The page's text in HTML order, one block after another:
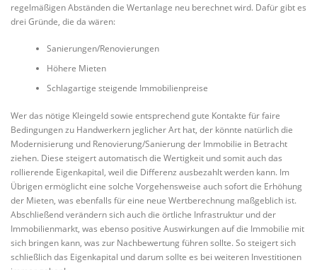
regelmäßigen Abständen die Wertanlage neu berechnet wird. Dafür gibt es
drei Gründe, die da wären:
Sanierungen/Renovierungen
Höhere Mieten
Schlagartige steigende Immobilienpreise
Wer das nötige Kleingeld sowie entsprechend gute Kontakte für faire
Bedingungen zu Handwerkern jeglicher Art hat, der könnte natürlich die
Modernisierung und Renovierung/Sanierung der Immobilie in Betracht
ziehen. Diese steigert automatisch die Wertigkeit und somit auch das
rollierende Eigenkapital, weil die Differenz ausbezahlt werden kann. Im
Übrigen ermöglicht eine solche Vorgehensweise auch sofort die Erhöhung
der Mieten, was ebenfalls für eine neue Wertberechnung maßgeblich ist.
Abschließend verändern sich auch die örtliche Infrastruktur und der
Immobilienmarkt, was ebenso positive Auswirkungen auf die Immobilie mit
sich bringen kann, was zur Nachbewertung führen sollte. So steigert sich
schließlich das Eigenkapital und darum sollte es bei weiteren Investitionen